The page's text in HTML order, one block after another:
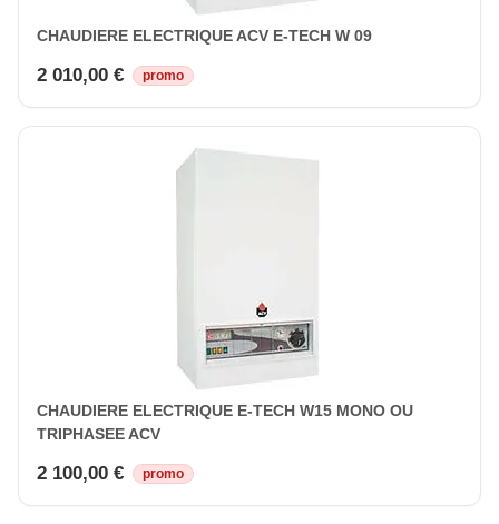
CHAUDIERE ELECTRIQUE ACV E-TECH W 09
2 010,00 € promo
CHAUDIERE ELECTRIQUE E-TECH W15 MONO OU
TRIPHASEE ACV
2 100,00 € promo